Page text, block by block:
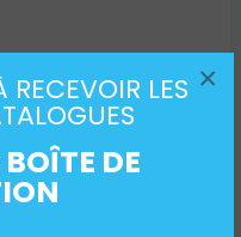
RECEVOIR LES
DE
×
piqûre, ces
de puissants